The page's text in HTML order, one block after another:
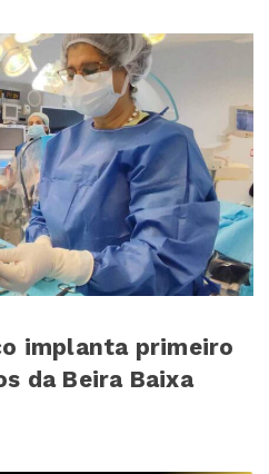
implanta primeiro
da Beira Baixa